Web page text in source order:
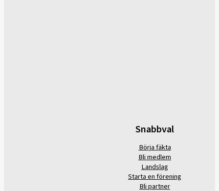
Snabbval
Börja fäkta
Bli medlem
Landslag
Starta en förening
Bli partner